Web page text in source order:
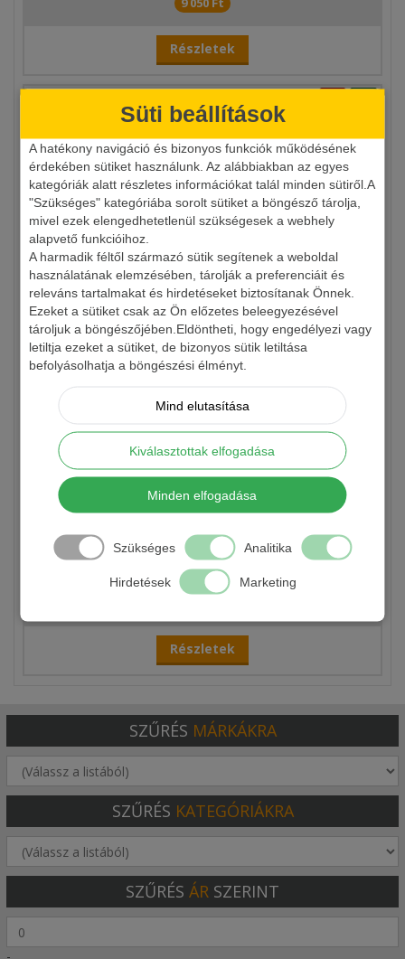
Süti beállítások
A hatékony navigáció és bizonyos funkciók működésének
érdekében sütiket használunk. Az alábbiakban az egyes
kategóriák alatt részletes információkat talál minden sütiről.A
"Szükséges" kategóriába sorolt sütiket a böngésző tárolja,
mivel ezek elengedhetetlenül szükségesek a webhely
alapvető funkcióihoz.
A harmadik féltől származó sütik segítenek a weboldal
használatának elemzésében, tárolják a preferenciáit és
releváns tartalmakat és hirdetéseket biztosítanak Önnek.
Ezeket a sütiket csak az Ön előzetes beleegyezésével
tároljuk a böngészőjében.Eldöntheti, hogy engedélyezi vagy
letiltja ezeket a sütiket, de bizonyos sütik letiltása
befolyásolhatja a böngészési élményt.
Mind elutasítása
Kiválasztottak elfogadása
Minden elfogadása
Szükséges Analitika
Hirdetések Marketing
Részletek
CUDA TITANIUM NITRIDE 7.5 DRÓTVÁGÓ BETÉTES
20 790 Ft
Részletek
WIZARD PREDATOR CSIPESZ
Részletek
SZŰRÉS MÁRKÁKRA
SZŰRÉS KATEGÓRIÁKRA
SZŰRÉS ÁR SZERINT